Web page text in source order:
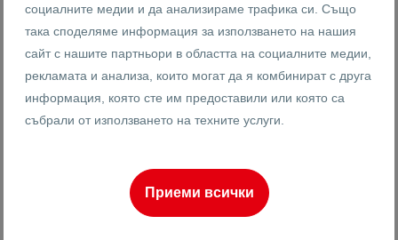
Земеделски
Парцели
Жилищно
строителство
социалните медии и да анализираме трафика си. Също
така споделяме информация за използването на нашия
сайт с нашите партньори в областта на социалните медии,
рекламата и анализа, които могат да я комбинират с друга
информация, която сте им предоставили или която са
събрали от използването на техните услуги.
Приеми всички